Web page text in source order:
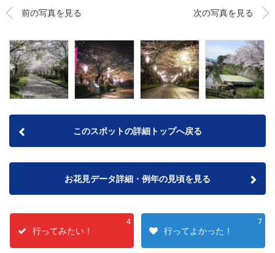
前の写真を見る 次の写真を見る
このスポットの詳細トップへ戻る
お花見データ詳細・例年の見頃を見る
4
行ってみたい！
7
行ってよかった！